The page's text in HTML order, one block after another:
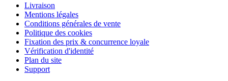
Livraison
Mentions légales
Conditions générales de vente
Politique des cookies
Fixation des prix & concurrence loyale
Vérification d'identité
Plan du site
Support